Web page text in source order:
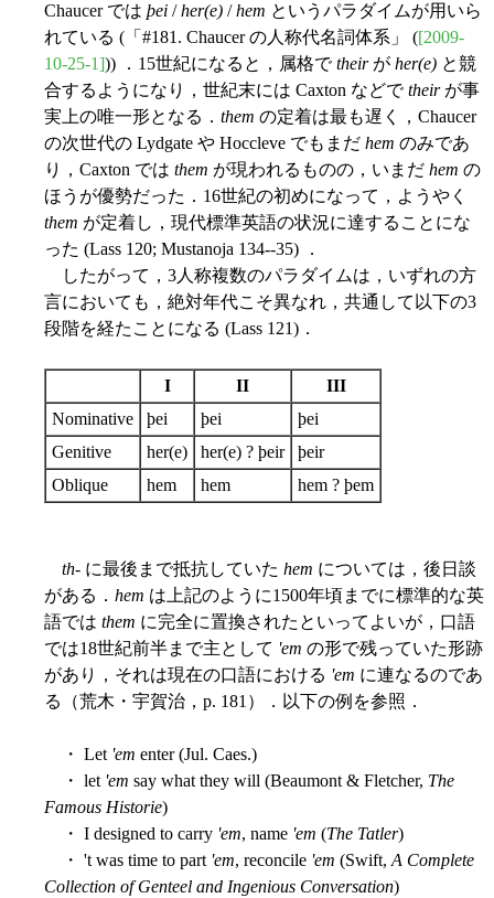
Chaucer では þei /her(e) /hem というパラダイムが用いら
れている (「#181. Chaucer の人称代名詞体系」 ([2009-
10-25-1])) ．15世紀になると，属格でtheirが her(e) と競
合するようになり，世紀末には Caxton などでtheirが事
実上の唯一形となる． them の定着は最も遅く，Chaucer
の次世代の Lydgate や Hoccleve でもまだ hem のみであ
り，Caxton では them が現われるものの，いまだ hem の
ほうが優勢だった．16世紀の初めになって，ようやく
them が定着し，現代標準英語の状況に達することにな
った (Lass 120; Mustanoja 134--35) ．
したがって，3人称複数のパラダイムは，いずれの方
言においても，絶対年代こそ異なれ，共通して以下の3
段階を経たことになる (Lass 121)．
I II
III
Nominative
þei þei
þei
Genitive
her(e) her(e) ? þeir
þeir
Oblique
hem hem hem ? þem
th- に最後まで抵抗していた hem については，後日談
がある． hem は上記のように1500年頃までに標準的な英
語では them に完全に置換されたといってよいが，口語
では18世紀前半まで主として 'em の形で残っていた形跡
があり，それは現在の口語における 'em に連なるのであ
る（荒木・宇賀治，p. 181）．以下の例を参照．
・ Let 'em enter (Jul. Caes.)
・ let 'em say what they will (Beaumont & Fletcher, The
Famous Historie)
・ I designed to carry 'em, name 'em (The Tatler)
・ 't was time to part 'em, reconcile 'em (Swift, A Complete
Collection of Genteel and Ingenious Conversation)